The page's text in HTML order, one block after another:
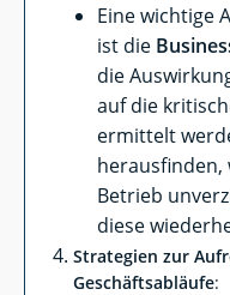
Eine wichtige
ist die
die
auf die
ermittelt
herausfinden,
Betrieb
diese
Strategien zur
Geschäftsabläufe: